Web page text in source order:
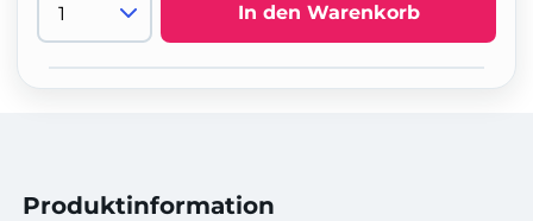
In den Warenkorb
Produktinformation